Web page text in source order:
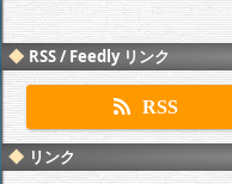
RSS / Feedly リンク
RSS
リンク